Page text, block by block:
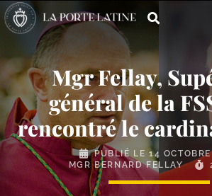
Mgr Fellay,
général de la
rencontré le
PUBLIÉ LE 14
MGR BERNARD FELLAY